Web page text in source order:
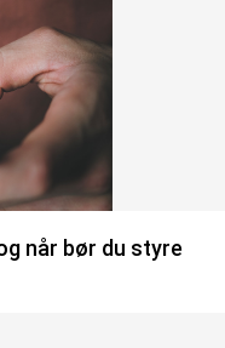
når bør du styre